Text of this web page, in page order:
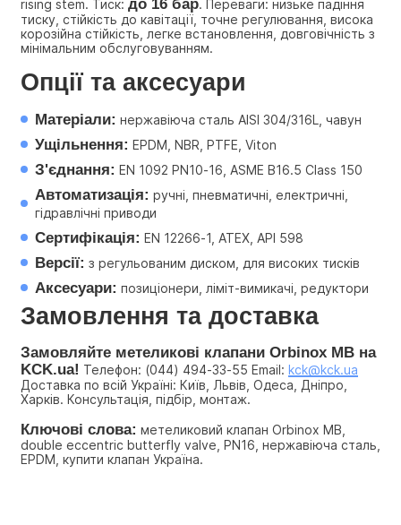
rising stem. Тиск:
. Переваги: низьке падіння
тиску, стійкість до кавітації, точне регулювання, висока
корозійна стійкість, легке встановлення, довговічність з
мінімальним обслуговуванням.
Опції та аксесуари
Матеріали: нержавіюча сталь AISI 304/316L, чавун
Ущільнення: EPDM, NBR, PTFE, Viton
З'єднання: EN 1092 PN10-16, ASME B16.5 Class 150
Автоматизація: ручні, пневматичні, електричні,
гідравлічні приводи
Сертифікація: EN 12266-1, ATEX, API 598
Версії: з регульованим диском, для високих тисків
Аксесуари: позиціонери, ліміт-вимикачі, редуктори
Замовлення та доставка
Замовляйте метеликові клапани Orbinox MB на
KCK.ua! Телефон: (044) 494-33-55 Email: kck@kck.ua
Доставка по всій Україні: Київ, Львів, Одеса, Дніпро,
Харків. Консультація, підбір, монтаж.
Ключові слова: метеликовий клапан Orbinox MB,
double eccentric butterfly valve, PN16, нержавіюча сталь,
EPDM, купити клапан Україна.